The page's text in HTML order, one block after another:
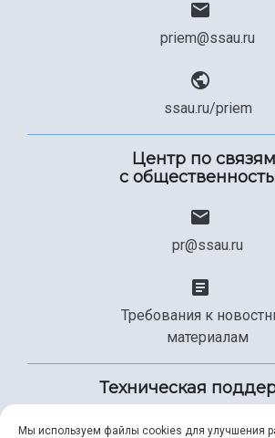
priem@ssau.ru
ssau.ru/priem
Центр по связям
с
pr@ssau.ru
Требования к
материалам
Техническая
Мы используем файлы cookies для улучшения